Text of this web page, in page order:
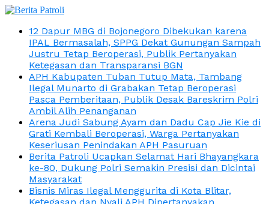
12 Dapur MBG di Bojonegoro Dibekukan karena
IPAL Bermasalah, SPPG Dekat Gunungan Sampah
Justru Tetap Beroperasi, Publik Pertanyakan
Ketegasan dan Transparansi BGN
APH Kabupaten Tuban Tutup Mata, Tambang
Ilegal Munarto di Grabakan Tetap Beroperasi
Pasca Pemberitaan, Publik Desak Bareskrim Polri
Ambil Alih Penanganan
Arena Judi Sabung Ayam dan Dadu Cap Jie Kie di
Grati Kembali Beroperasi, Warga Pertanyakan
Keseriusan Penindakan APH Pasuruan
Berita Patroli Ucapkan Selamat Hari Bhayangkara
ke-80, Dukung Polri Semakin Presisi dan Dicintai
Masyarakat
Bisnis Miras Ilegal Menggurita di Kota Blitar,